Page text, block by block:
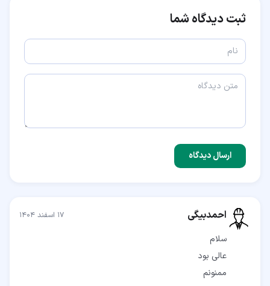
ثبت دیدگاه شما
ارسال دیدگاه
احمدبیگی ۱۷ اسفند ۱۴۰۴
ممنونم